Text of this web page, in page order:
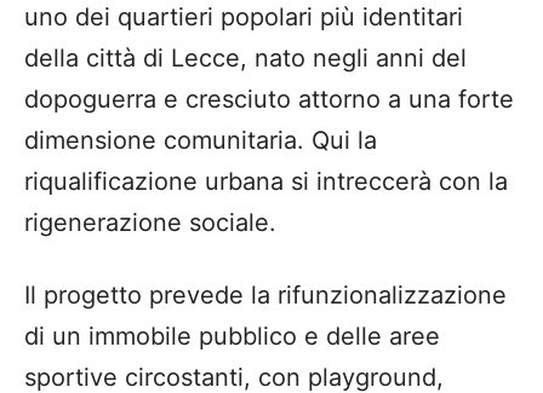
uno dei quartieri popolari più identitari
della città di Lecce, nato negli anni del
dopoguerra e cresciuto attorno a una forte
dimensione comunitaria. Qui la
riqualificazione urbana si intreccerà con la
rigenerazione sociale.
Il progetto prevede la rifunzionalizzazione
di un immobile pubblico e delle aree
sportive circostanti, con playground,